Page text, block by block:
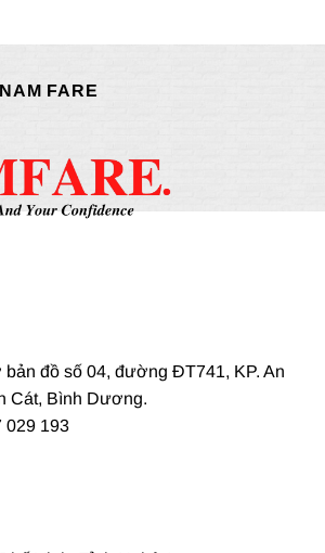
FARE
đồ số 04, đường ĐT741, KP. An
Cát, Bình Dương.
029 193